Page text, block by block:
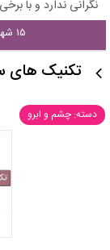
نگرانی ندارد و با
۱۵ شهریور ۱۳۹۷ - ۰۸:۲۶
تکنیک های
دسته: چشم و ابرو